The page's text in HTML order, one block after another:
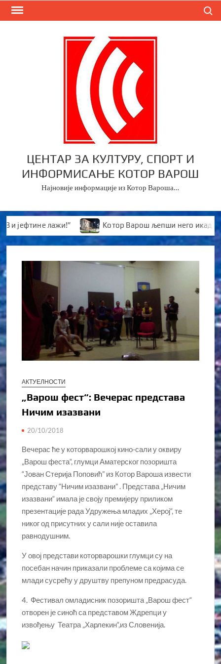
Skip
ЦЕНТАР ЗА КУЛТУРУ, СПОРТ И
ИНФОРМИСАЊЕ КОТОР ВАРОШ
Најновије информације из Котор Вароша…
лажи!” Kотор Варош љепши него икад
АКТУЕЛНОСТИ
„Варош фест“: Вечерас представа
Ничим изазвани
20/10/2018
Вечерас ће у которварошкој кино-сали у оквиру
„Варош феста“, глумци Аматерског позоришта
“Јован Стерија Поповић” из Котор Вароша извести
представу “Ничим изазвани” . Представа „Ничим
изазвани“ имала је своју премијеру приликом
презентације рада Удружења младих „Херој“, те
никог од присутних у сали није оставила
равнодушним.
У овој представи которварошки глумци су на
посебан начин приказали проблеме са којима се
млади сусрећу у друштву препуном предрасуда.
4. Фестивал омладисник позоришта „Варош фест“
отворен је синоћ са представом Ждрепци у
извођењу Театра „Харлекин“,из Словенија.